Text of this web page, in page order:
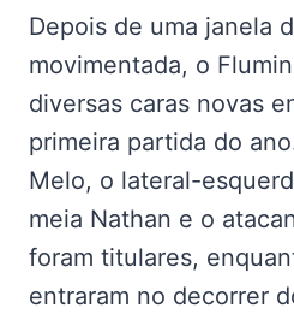
Depois de uma janela
movimentada, o
diversas caras novas
primeira partida do
Melo, o lateral-
meia Nathan e o
foram titulares,
entraram no decorrer